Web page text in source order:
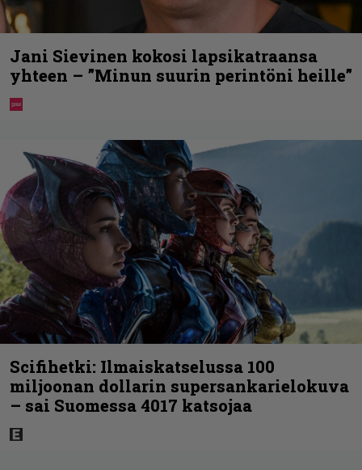
Jani Sievinen kokosi lapsikatraansa
yhteen – ”Minun suurin perintöni heille”
Scifihetki: Ilmaiskatselussa 100
miljoonan dollarin supersankarielokuva
– sai Suomessa 4017 katsojaa